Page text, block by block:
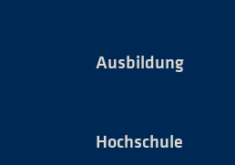
Ausbildung
Hochschule